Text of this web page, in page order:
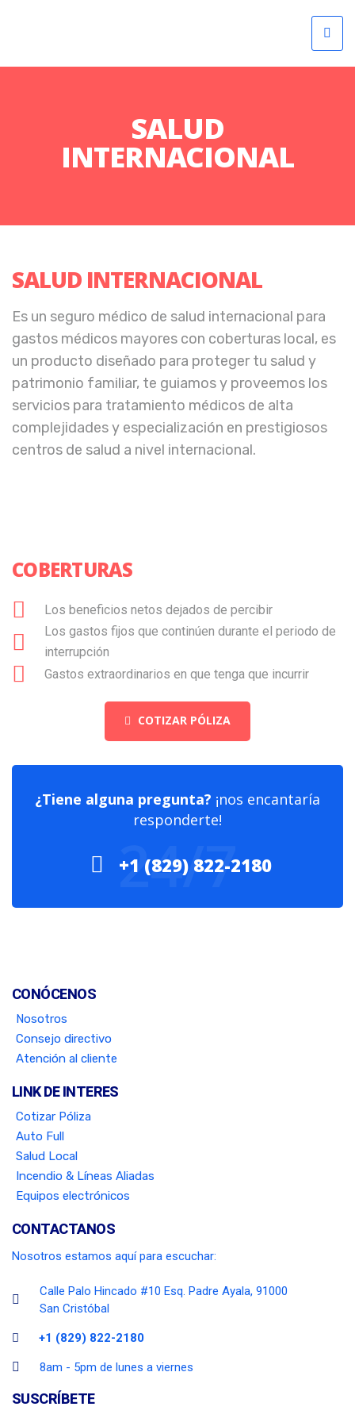
SALUD
INTERNACIONAL
SALUD INTERNACIONAL
Es un seguro médico de salud internacional para
gastos médicos mayores con coberturas local, es
un producto diseñado para proteger tu salud y
patrimonio familiar, te guiamos y proveemos los
servicios para tratamiento médicos de alta
complejidades y especialización en prestigiosos
centros de salud a nivel internacional.
COBERTURAS
Los beneficios netos dejados de percibir
Los gastos fijos que continúen durante el periodo de
interrupción
Gastos extraordinarios en que tenga que incurrir
COTIZAR PÓLIZA
¿Tiene alguna pregunta? ¡nos encantaría
responderte!
+1 (829) 822-2180
24/7
CONÓCENOS
Nosotros
Consejo directivo
Atención al cliente
LINK DE INTERES
Cotizar Póliza
Auto Full
Salud Local
Incendio & Líneas Aliadas
Equipos electrónicos
CONTACTANOS
Nosotros estamos aquí para escuchar:
Calle Palo Hincado #10 Esq. Padre Ayala, 91000
San Cristóbal
+1 (829) 822-2180
8am - 5pm de lunes a viernes
SUSCRÍBETE